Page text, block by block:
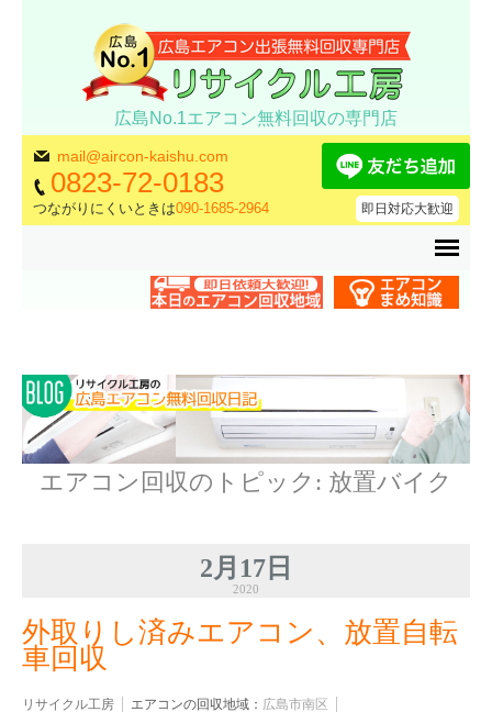
広島No.1エアコン無料回収の専門店
mail@aircon-kaishu.com
0823-72-0183
つながりにくいときは090-1685-2964 即日対応大歓迎
エアコン回収のトピック: 放置バイク
2月17日
2020
外取りし済みエアコン、放置自転
車回収
リサイクル工房 エアコンの回収地域： 広島市南区